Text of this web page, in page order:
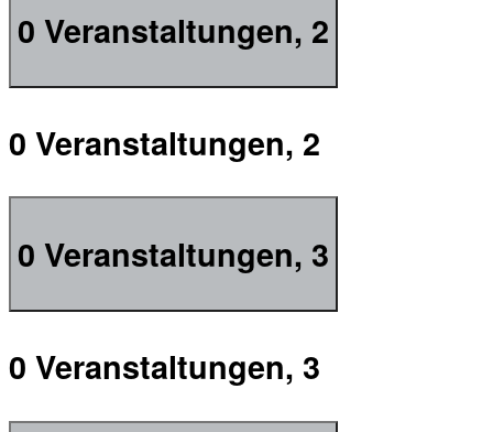
0 Veranstaltungen, 2
0 Veranstaltungen, 2
0 Veranstaltungen, 3
0 Veranstaltungen, 3